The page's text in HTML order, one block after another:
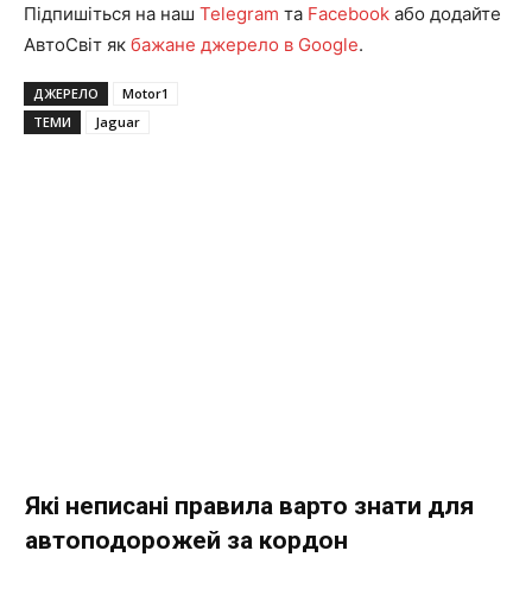
Підпишіться на наш Telegram та Facebook або додайте
АвтоСвіт як бажане джерело в Google.
ДЖЕРЕЛО
Motor1
ТЕМИ
Jaguar
Які неписані правила варто знати для
автоподорожей за кордон